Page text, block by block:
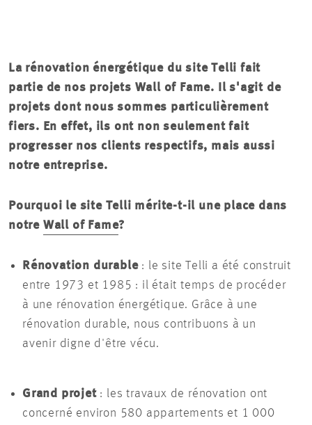
La rénovation énergétique du site Telli fait
partie de nos projets Wall of Fame. Il s'agit de
projets dont nous sommes particulièrement
fiers. En effet, ils ont non seulement fait
progresser nos clients respectifs, mais aussi
notre entreprise.
Pourquoi le site Telli mérite-t-il une place dans
notre Wall of Fame?
Rénovation durable: le site Telli a été construit
entre 1973 et 1985 : il était temps de procéder
à une rénovation énergétique. Grâce à une
rénovation durable, nous contribuons à un
avenir digne d'être vécu.
Grand projet: les travaux de rénovation ont
concerné environ 580 appartements et 1 000